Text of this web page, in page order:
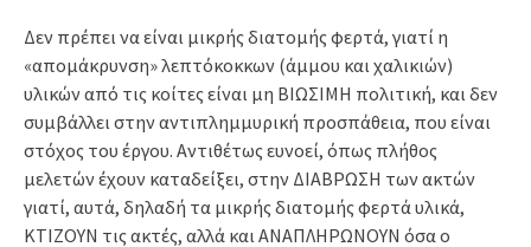
Δεν πρέπει να είναι μικρής διατομής φερτά, γιατί η
«απομάκρυνση» λεπτόκοκκων (άμμου και χαλικιών)
υλικών από τις κοίτες είναι μη ΒΙΩΣΙΜΗ πολιτική, και δεν
συμβάλλει στην αντιπλημμυρική προσπάθεια, που είναι
στόχος του έργου. Αντιθέτως ευνοεί, όπως πλήθος
μελετών έχουν καταδείξει, στην ΔΙΑΒΡΩΣΗ των ακτών
γιατί, αυτά, δηλαδή τα μικρής διατομής φερτά υλικά,
ΚΤΙΖΟΥΝ τις ακτές, αλλά και ΑΝΑΠΛΗΡΩΝΟΥΝ όσα ο